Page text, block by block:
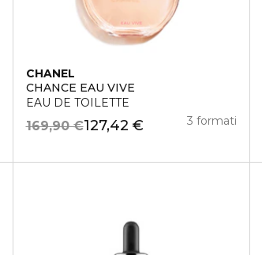
CHANEL
CHANCE EAU VIVE
EAU DE TOILETTE
127,42 €
169,90 € 3 formati